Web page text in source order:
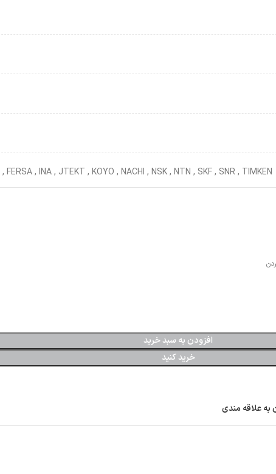
, FERSA , INA , JTEKT , KOYO , NACHI , NSK , NTN , SKF , SNR , TIMKEN
افزودن به سبد خرید
خرید کنید
به علاقه مندی